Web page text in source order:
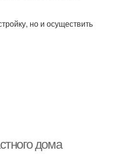
но и осуществить
дома